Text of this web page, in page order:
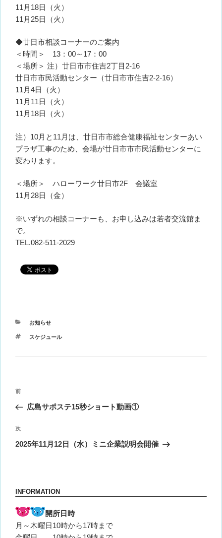
11月18日（火）
11月25日（火）
◆廿日市相談コーナーのご案内
＜時間＞ 13：00～17：00
＜場所＞ 注）廿日市市住吉2丁目2-16
廿日市市民活動センター（廿日市市住吉2-2-16）
11月4日（火）
11月11日（火）
11月18日（火）
注）10月と11月は、廿日市市総合健康福祉センターあい
プラザ工事のため、会場が廿日市市市民活動センターに
変わります。
＜場所＞ ハローワーク廿日市2F 会議室
11月28日（金）
※いずれの相談コーナーも、お申し込みは若者交流館ま
で。
TEL.082-511-2029
カ
ゴ
お知らせ
タ
スケジュール
投
ナ
ビ
ゲ
ン
前
の
稿
前
広島サポステ15秒ショート動画①
次
の
次
2025年11月12日（水）ミニ企業説明会開催
INFORMATION
開所日時
月～木曜日10時から17時まで